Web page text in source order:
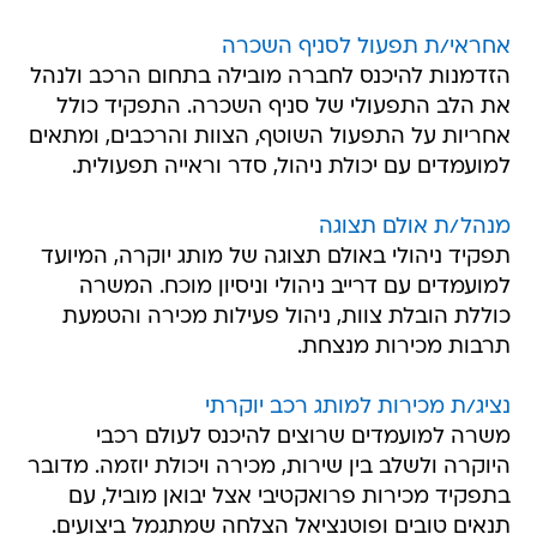
אחראי/ת תפעול לסניף השכרה
הזדמנות להיכנס לחברה מובילה בתחום הרכב ולנהל
את הלב התפעולי של סניף השכרה. התפקיד כולל
אחריות על התפעול השוטף, הצוות והרכבים, ומתאים
למועמדים עם יכולת ניהול, סדר וראייה תפעולית.
מנהל/ת אולם תצוגה
תפקיד ניהולי באולם תצוגה של מותג יוקרה, המיועד
למועמדים עם דרייב ניהולי וניסיון מוכח. המשרה
כוללת הובלת צוות, ניהול פעילות מכירה והטמעת
תרבות מכירות מנצחת.
נציג/ת מכירות למותג רכב יוקרתי
משרה למועמדים שרוצים להיכנס לעולם רכבי
היוקרה ולשלב בין שירות, מכירה ויכולת יוזמה. מדובר
בתפקיד מכירות פרואקטיבי אצל יבואן מוביל, עם
תנאים טובים ופוטנציאל הצלחה שמתגמל ביצועים.